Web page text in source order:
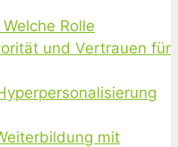
Rolle
und Vertrauen für
mit